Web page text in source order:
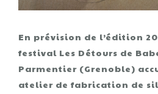
En prévision de l’édition
festival Les Détours de
Parmentier (Grenoble)
atelier de fabrication de